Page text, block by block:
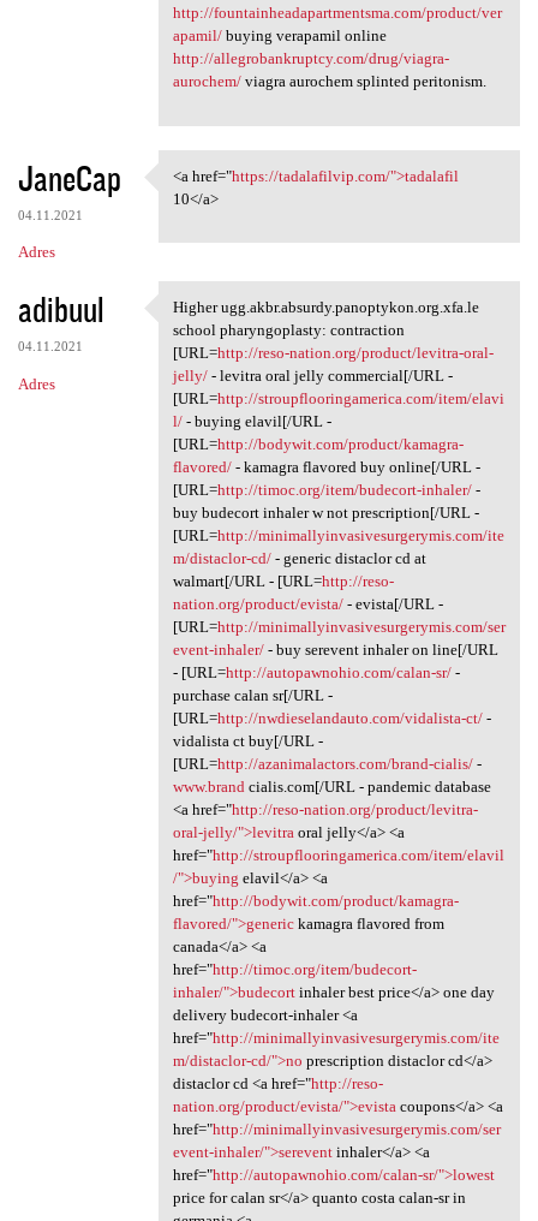
http://fountainheadapartmentsma.com/product/ver
apamil/buying verapamil online
http://allegrobankruptcy.com/drug/viagra-
aurochem/viagra aurochem splinted peritonism.
JaneCap
04.11.2021
Adres
<a href="https://tadalafilvip
<a href="https://tadalafilvip.com/">tadalafil
10</a>
adibuul
04.11.2021
Adres
Higher ugg.akbr.absurdy
Higher ugg.akbr.absurdy.panoptykon.org.xfa.le
school pharyngoplasty: contraction
[URL=http://reso-nation.org/product/levitra-oral-
jelly/- levitra oral jelly commercial[/URL -
[URL=http://stroupflooringamerica.com/item/elavi
l/- buying elavil[/URL -
[URL=http://bodywit.com/product/kamagra-
flavored/- kamagra flavored buy online[/URL -
[URL=http://timoc.org/item/budecort-inhaler/-
buy budecort inhaler w not prescription[/URL -
[URL=http://minimallyinvasivesurgerymis.com/ite
m/distaclor-cd/- generic distaclor cd at
walmart[/URL - [URL=http://reso-
nation.org/product/evista/- evista[/URL -
[URL=http://minimallyinvasivesurgerymis.com/ser
event-inhaler/- buy serevent inhaler on line[/URL
- [URL=http://autopawnohio.com/calan-sr/-
purchase calan sr[/URL -
[URL=http://nwdieselandauto.com/vidalista-ct/-
vidalista ct buy[/URL -
[URL=http://azanimalactors.com/brand-cialis/-
www.brandcialis.com[/URL - pandemic database
<a href="http://reso-nation.org/product/levitra-
oral-jelly/">levitraoral jelly</a> <a
href="http://stroupflooringamerica.com/item/elavil
/">buying elavil</a> <a
href="http://bodywit.com/product/kamagra-
flavored/">generickamagra flavored from
canada</a> <a
href="http://timoc.org/item/budecort-
inhaler/">budecortinhaler best price</a> one day
delivery budecort-inhaler <a
href="http://minimallyinvasivesurgerymis.com/ite
m/distaclor-cd/">no prescription distaclor cd</a>
distaclor cd <a href="http://reso-
nation.org/product/evista/">evistacoupons</a> <a
href="http://minimallyinvasivesurgerymis.com/ser
event-inhaler/">sereventinhaler</a> <a
href="http://autopawnohio.com/calan-sr/">lowest
price for calan sr</a> quanto costa calan-sr in